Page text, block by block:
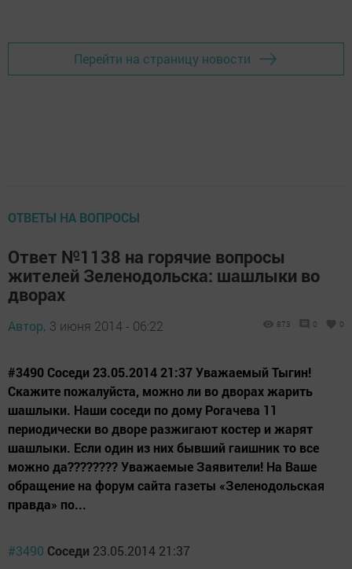
Перейти на страницу новости
ОТВЕТЫ НА ВОПРОСЫ
Ответ №1138 на горячие вопросы
жителей Зеленодольска: шашлыки во
дворах
Автор, 3 июня 2014 - 06:22 873 0 0
#3490 Соседи 23.05.2014 21:37 Уважаемый Тыгин!
Скажите пожалуйста, можно ли во дворах жарить
шашлыки. Наши соседи по дому Рогачева 11
периодически во дворе разжигают костер и жарят
шашлыки. Если один из них бывший гаишник то все
можно да???????? Уважаемые Заявители! На Ваше
обращение на форум сайта газеты «Зеленодольская
правда» по...
#3490 Соседи 23.05.2014 21:37